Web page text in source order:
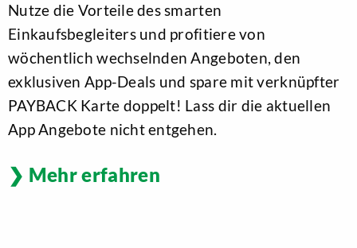
Nutze die Vorteile des smarten
Einkaufsbegleiters und profitiere von
wöchentlich wechselnden Angeboten, den
exklusiven App-Deals und spare mit verknüpfter
PAYBACK Karte doppelt! Lass dir die aktuellen
App Angebote nicht entgehen.
Mehr erfahren